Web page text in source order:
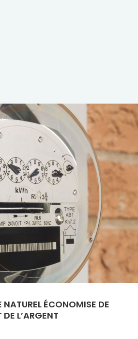
NATUREL ÉCONOMISE DE
DE L’ARGENT